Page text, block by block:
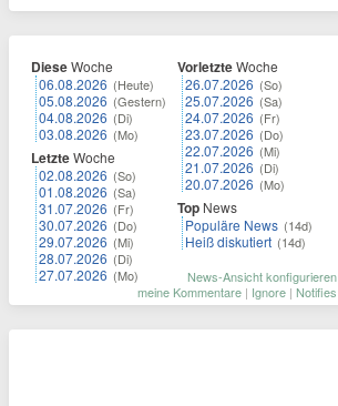
DieseWoche
06.08.2026 (Heute)
05.08.2026 (Gestern)
04.08.2026 (Di)
03.08.2026 (Mo)
LetzteWoche
02.08.2026 (So)
01.08.2026 (Sa)
31.07.2026 (Fr)
30.07.2026 (Do)
29.07.2026 (Mi)
28.07.2026 (Di)
27.07.2026 (Mo)
VorletzteWoche
26.07.2026 (So)
25.07.2026 (Sa)
24.07.2026 (Fr)
23.07.2026 (Do)
22.07.2026 (Mi)
21.07.2026 (Di)
20.07.2026 (Mo)
Top News
Populäre News (14d)
Heiß diskutiert (14d)
News-Ansicht konfigurieren
meine Kommentare | Ignore | Notifies